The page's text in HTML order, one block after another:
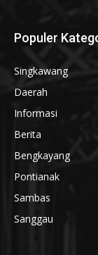
Populer
Singkawang
Daerah
Informasi
Berita
Bengkayang
Pontianak
Sambas
Sanggau